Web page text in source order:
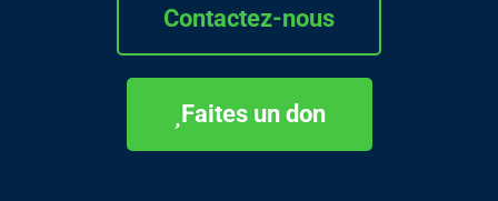
Contactez-nous
Faites un don